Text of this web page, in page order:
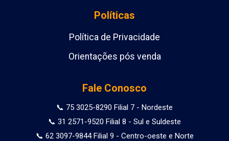
Políticas
Política de Privacidade
Orientações pós venda
Fale Conosco
📞 75 3025-8290 Filial 7 - Nordeste
📞 31 2571-9520 Filial 8 - Sul e Suldeste
📞 62 3097-9844 Filial 9 - Centro-oeste e Norte